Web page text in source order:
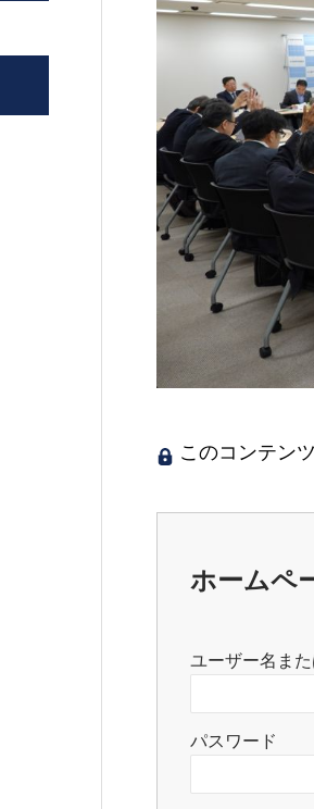
このコンテン
ホームペ
ユーザー名ま
パスワード